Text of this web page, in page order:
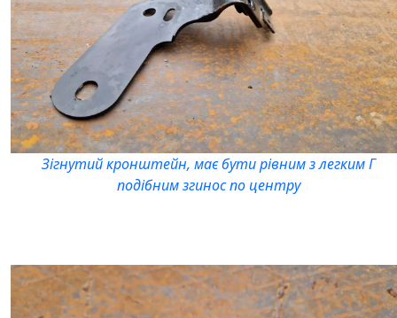
Зігнутий кронштейн, має бути рівним з легким Г
подібним згинос по центру